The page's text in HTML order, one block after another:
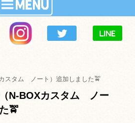
スタム ノート）追加しました🚖
N-BOXカスタム ノー
🚖